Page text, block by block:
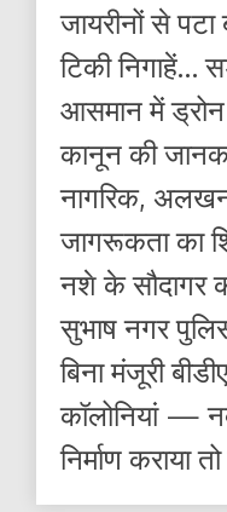
जायरीनों से
टिकी निगाहें…
आसमान में ड्रोन
कानून की
नागरिक,
जागरूकता का
नशे के सौदागर
सुभाष नगर
बिना मंजूरी
कॉलोनियां —
निर्माण कराया तो